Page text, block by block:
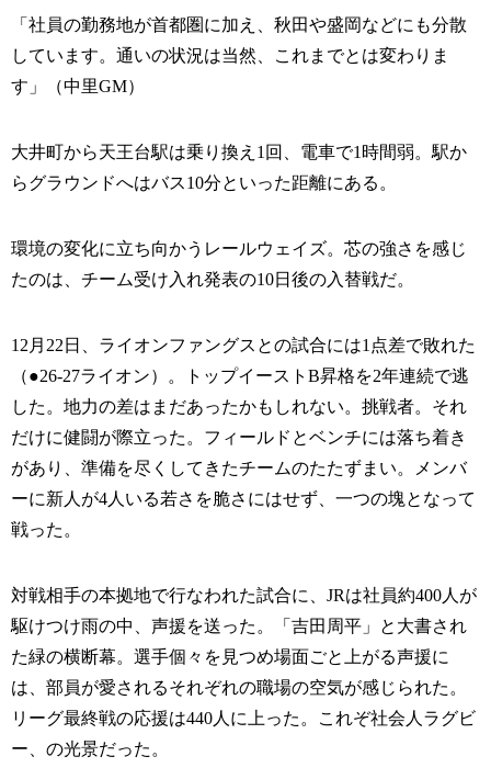
「社員の勤務地が首都圏に加え、秋田や盛岡などにも分散
しています。通いの状況は当然、これまでとは変わりま
す」（中里GM）
大井町から天王台駅は乗り換え1回、電車で1時間弱。駅か
らグラウンドへはバス10分といった距離にある。
環境の変化に立ち向かうレールウェイズ。芯の強さを感じ
たのは、チーム受け入れ発表の10日後の入替戦だ。
12月22日、ライオンファングスとの試合には1点差で敗れた
（●26-27ライオン）。トップイーストB昇格を2年連続で逃
した。地力の差はまだあったかもしれない。挑戦者。それ
だけに健闘が際立った。フィールドとベンチには落ち着き
があり、準備を尽くしてきたチームのたたずまい。メンバ
ーに新人が4人いる若さを脆さにはせず、一つの塊となって
戦った。
対戦相手の本拠地で行なわれた試合に、JRは社員約400人が
駆けつけ雨の中、声援を送った。「吉田周平」と大書され
た緑の横断幕。選手個々を見つめ場面ごと上がる声援に
は、部員が愛されるそれぞれの職場の空気が感じられた。
リーグ最終戦の応援は440人に上った。これぞ社会人ラグビ
ー、の光景だった。